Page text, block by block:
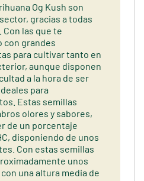
Og Kush son
gracias a todas
las que te
con grandes
para cultivar tanto en
aunque disponen
a la hora de ser
para
Estas semillas
olores y sabores,
de un porcentaje
disponiendo de unos
Con estas semillas
unos
una altura media de